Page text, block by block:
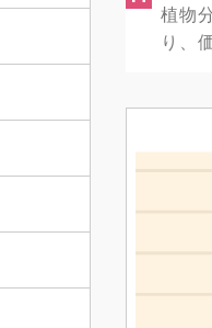
植物
り、